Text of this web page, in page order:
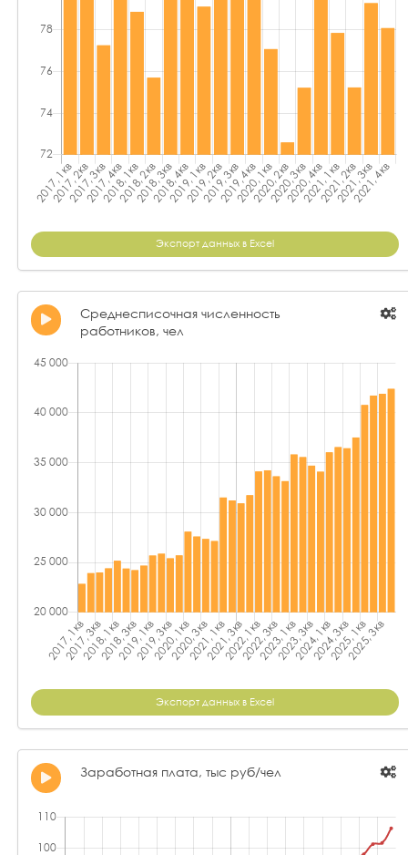
Экспорт данных в Excel
Среднесписочная численность
работников, чел
Экспорт данных в Excel
Заработная плата, тыс руб/чел